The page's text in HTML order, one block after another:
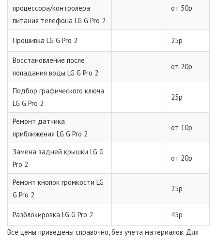
процессора/контролера
питания телефона LG G Pro 2
от 50р
Прошивка LG G Pro 2 25р
Восстановление после
попадания воды LG G Pro 2
от 20р
Подбор графического ключа
LG G Pro 2
25р
Ремонт датчика
приближения LG G Pro 2
от 10р
Замена задней крышки LG G
Pro 2
от 20р
Ремонт кнопок громкости LG
G Pro 2
25р
Разблокировка LG G Pro 2
45р
Все цены приведены справочно, без учета материалов. Для